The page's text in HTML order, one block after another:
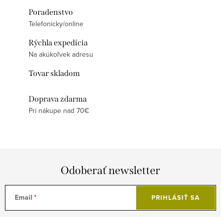
Poradenstvo
Telefonicky/online
Rýchla expedícia
Na akúkoľvek adresu
Tovar skladom
Doprava zdarma
Pri nákupe nad 70€
Odoberať newsletter
Email PRIHLÁSIŤ SA